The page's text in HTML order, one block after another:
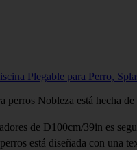
Plegable para Perro,
Nobleza está hecha
de D100cm/39in es
está diseñada con una